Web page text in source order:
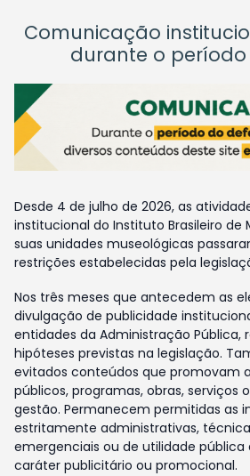
Comunicação
durante o
Desde 4 de julho de 2026, as
institucional do Instituto Brasileiro de
suas unidades museológicas
restrições estabelecidas pela
Nos três meses que antecedem as
divulgação de publicidade
entidades da Administração Pública,
hipóteses previstas na legislação.
evitados conteúdos que promovam
públicos, programas, obras, serviços
gestão. Permanecem permitidas as
estritamente administrativas,
emergenciais ou de utilidade
caráter publicitário ou promocional.